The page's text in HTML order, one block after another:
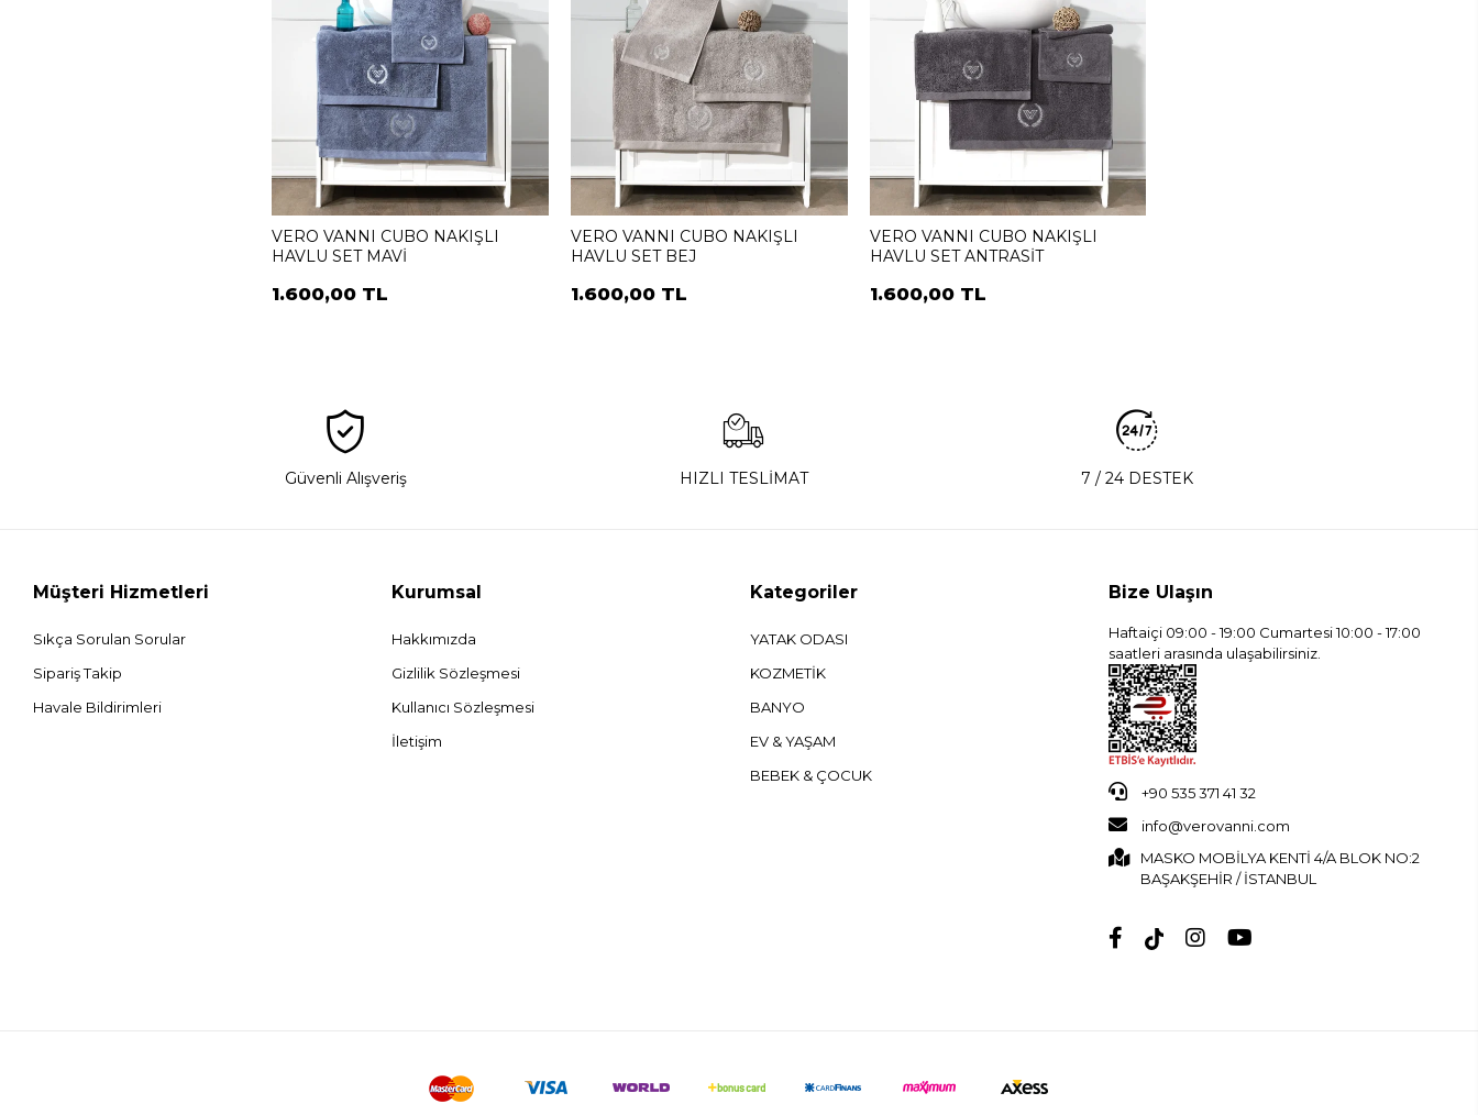
VERO VANNI CUBO NAKIŞLI
HAVLU SET MAVİ
1.600,00 TL
VERO VANNI CUBO NAKIŞLI
HAVLU SET BEJ
1.600,00 TL
VERO VANNI CUBO NAKIŞLI
HAVLU SET ANTRASİT
1.600,00 TL
Güvenli Alışveriş HIZLI TESLİMAT 7 / 24 DESTEK
Müşteri Hizmetleri
Sıkça Sorulan Sorular
Sipariş Takip
Havale Bildirimleri
Kurumsal
Hakkımızda
Gizlilik Sözleşmesi
Kullanıcı Sözleşmesi
İletişim
Kategoriler
YATAK ODASI
KOZMETİK
BANYO
EV & YAŞAM
BEBEK & ÇOCUK
Bize Ulaşın
Haftaiçi 09:00 - 19:00 Cumartesi 10:00 - 17:00
saatleri arasında ulaşabilirsiniz.
+90 535 371 41 32
info@verovanni.com
MASKO MOBİLYA KENTİ 4/A BLOK NO:2
BAŞAKŞEHİR / İSTANBUL